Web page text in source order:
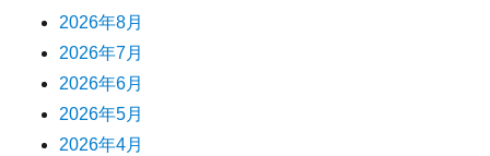
2026年8月
2026年7月
2026年6月
2026年5月
2026年4月